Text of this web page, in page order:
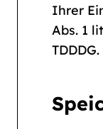
Ihrer
Abs. 1
TDDDG.